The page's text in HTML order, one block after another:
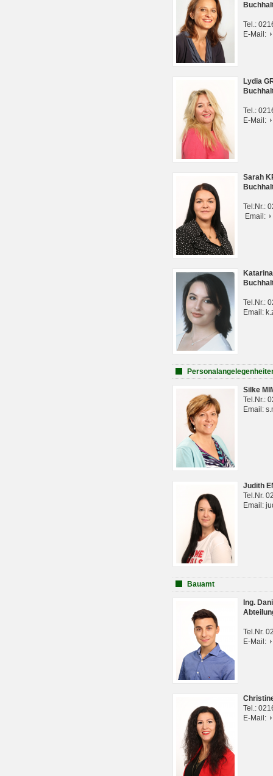
Tel.:
E-Mail:
Lydia
Tel.:
E-Mail:
Sarah
Tel:Nr.:
Email:
Tel.Nr.:
Email:
Silke
Tel.Nr.:
Email:
Judith
Tel.Nr.
Email:
Bauamt
Ing.
Tel.Nr.
E-Mail:
Tel.:
E-Mail: